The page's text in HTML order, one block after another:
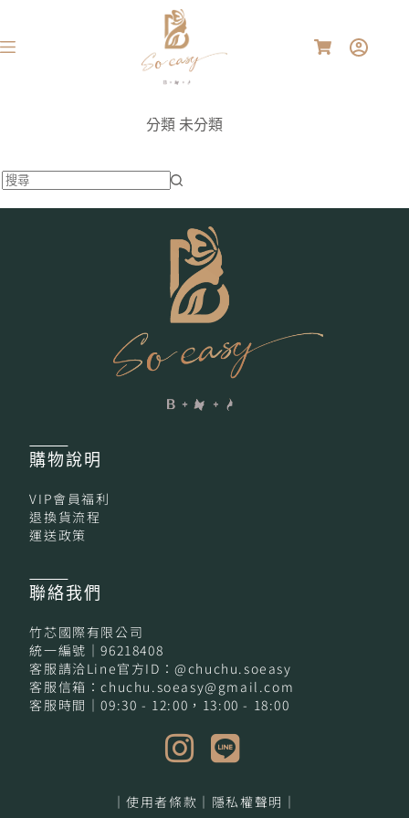
分類 未分類
購物說明
VIP會員福利
退換貨流程
運送政策
聯絡我們
竹芯國際有限公司
統一編號｜96218408
客服請洽Line官方ID：@chuchu.soeasy
客服信箱：chuchu.soeasy@gmail.com
客服時間｜09:30 - 12:00，13:00 - 18:00
｜使用者條款｜ 隱私權聲明｜